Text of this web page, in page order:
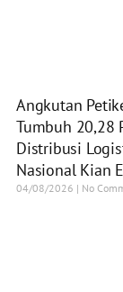
Angkutan
Tumbuh 20,28
Distribusi
Nasional Kian
04/08/2026 No